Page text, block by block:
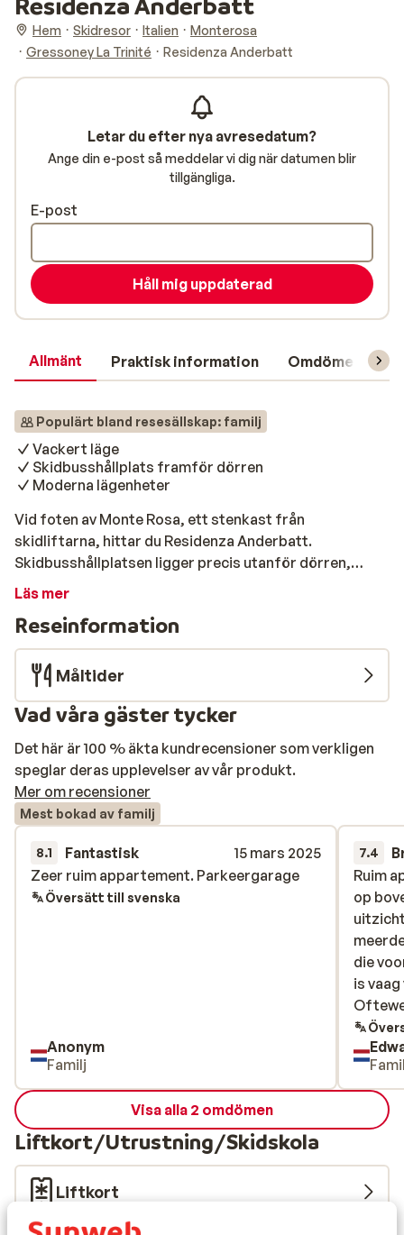
Hem Skidresor Italien
Monterosa
Gressoney La Trinité
Residenza Anderbatt
Allmänt Praktisk information Omdömen
Populärt bland resesällskap: familj
Vackert läge
Skidbusshållplats framför dörren
Moderna lägenheter
Vid foten av Monte Rosa, ett stenkast från
skidliftarna, hittar du Residenza Anderbatt.
Skidbusshållplatsen ligger precis utanför dörren,
perfekt! De moderna lägenheterna är fint möblerade
Under dagen kan du njuta av en härlig dag i pisten och
på kvällen är det skönt att komma hem till din lägenhet.
Känner du inte för att laga mat själv? Det finns trevliga
restauranger i närheten för en utsökt måltid och du kan
avrunda kvällen med en sängfösare i en av barerna.
Läs mer
Reseinformation
Måltider
Vad våra gäster tycker
Det här är 100 % äkta kundrecensioner som verkligen
speglar deras upplevelser av vår produkt.
Mer om recensioner
Mest bokad av familj
8.1 Fantastisk
15 mars 2025
Zeer ruim appartement. Parkeergarage
Zeer ruim appartement. Parkeergarage
Översätt till svenska
Anonym
Familj
7.4
Ruim
op
die
is
rijden!
dus is
(geen
Ruim
op
die
is
Visa alla 2 omdömen
Liftkort/Utrustning/Skidskola
Liftkort
Letar du efter nya avresedatum?
Ange din e-post så meddelar vi dig när datumen blir
tillgängliga.
E-post
Håll mig uppdaterad